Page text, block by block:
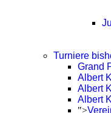
Turniere
Grand
Albert
Albert
Albert
">